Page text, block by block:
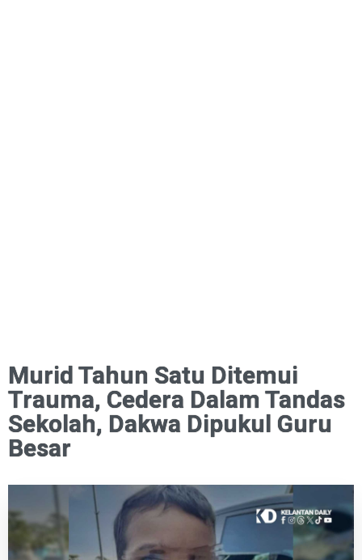
Murid Tahun Satu Ditemui
Trauma, Cedera Dalam Tandas
Sekolah, Dakwa Dipukul Guru
Besar